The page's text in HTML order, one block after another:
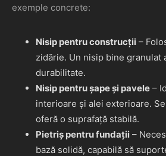
exemple concrete:
Nisip pentru construcții –
zidărie. Un nisip bine granulat
durabilitate.
Nisip pentru șape și pavele –
interioare și alei exterioare.
oferă o suprafață stabilă.
Pietriș pentru fundații –
bază solidă, capabilă să